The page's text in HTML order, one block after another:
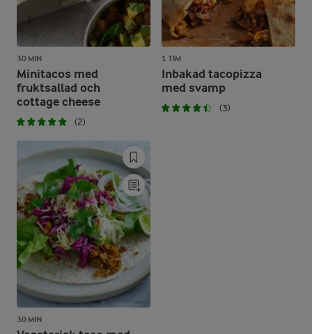
30 MIN
Minitacos med
fruktsallad och
cottage cheese
(2)
1 TIM
Inbakad tacopizza
med svamp
(3)
30 MIN